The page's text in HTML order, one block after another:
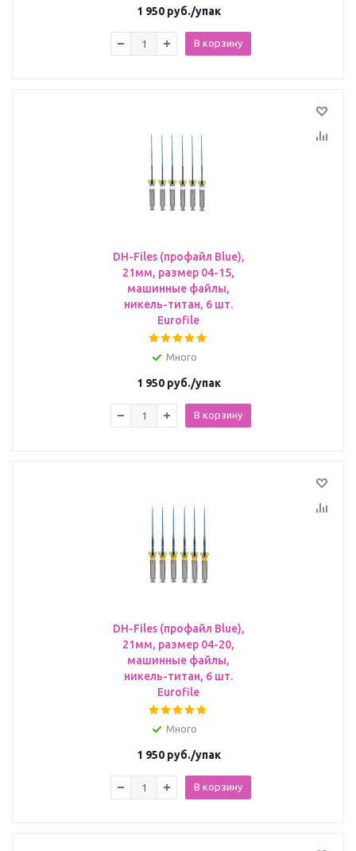
1 950руб./упак
В корзину
DH-Files (профайл Blue),
21мм, размер 04-15,
машинные файлы,
никель-титан, 6 шт.
Eurofile
Много
1 950руб./упак
В корзину
DH-Files (профайл Blue),
21мм, размер 04-20,
машинные файлы,
никель-титан, 6 шт.
Eurofile
Много
1 950руб./упак
В корзину